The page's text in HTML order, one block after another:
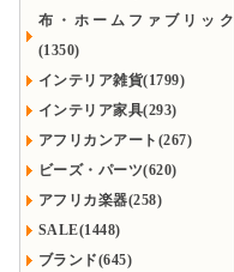
布・ホームファブリック
(1350)
インテリア雑貨(1799)
インテリア家具(293)
アフリカンアート(267)
ビーズ・パーツ(620)
アフリカ楽器(258)
SALE(1448)
ブランド(645)